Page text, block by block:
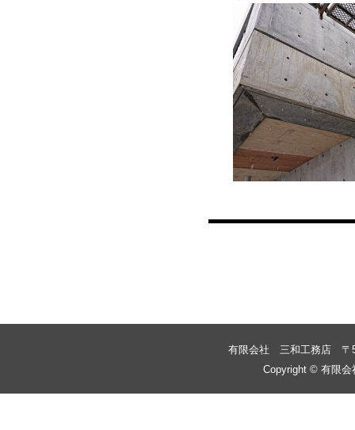
有限会社 三和工務店 〒
Copyright © 有限